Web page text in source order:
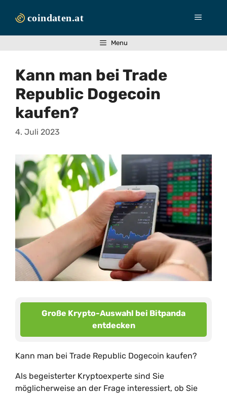
Inhalt
Menü
Menu
Kann man bei Trade
Republic Dogecoin
kaufen?
4. Juli 2023
Große Krypto-Auswahl bei Bitpanda
entdecken
Kann man bei Trade Republic Dogecoin kaufen?
Als begeisterter Kryptoexperte sind Sie
möglicherweise an der Frage interessiert, ob Sie